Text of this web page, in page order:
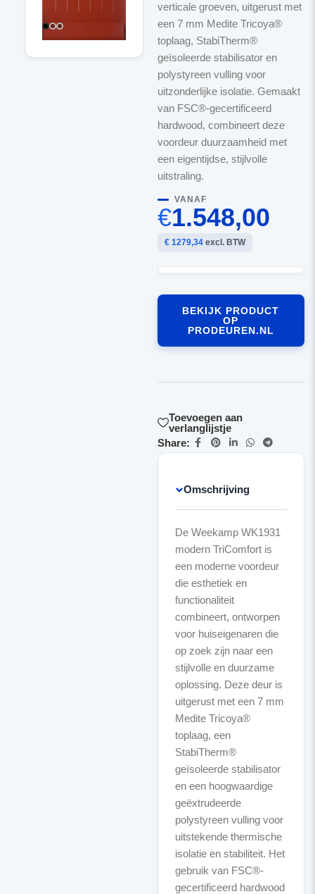
verticale groeven, uitgerust met
een 7 mm Medite Tricoya®
toplaag, StabiTherm®
geïsoleerde stabilisator en
polystyreen vulling voor
uitzonderlijke isolatie. Gemaakt
van FSC®-gecertificeerd
hardwood, combineert deze
voordeur duurzaamheid met
een eigentijdse, stijlvolle
uitstraling.
VANAF
€1.548,00
€ 1279,34excl. BTW
BEKIJK PRODUCT
OP
PRODEUREN.NL
Toevoegen aan
verlanglijstje
Share:
Omschrijving
De Weekamp WK1931
modern TriComfort is
een moderne voordeur
die esthetiek en
functionaliteit
combineert, ontworpen
voor huiseigenaren die
op zoek zijn naar een
stijlvolle en duurzame
oplossing. Deze deur is
uitgerust met een 7 mm
Medite Tricoya®
toplaag, een
StabiTherm®
geïsoleerde stabilisator
en een hoogwaardige
geëxtrudeerde
polystyreen vulling voor
uitstekende thermische
isolatie en stabiliteit. Het
gebruik van FSC®-
gecertificeerd hardwood